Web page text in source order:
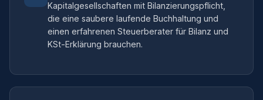
Kapitalgesellschaften mit Bilanzierungspflicht,
die eine saubere laufende Buchhaltung und
einen erfahrenen Steuerberater für Bilanz und
KSt-Erklärung brauchen.